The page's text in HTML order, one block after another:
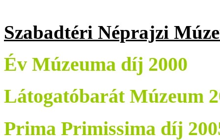
Szabadtéri Néprajzi
Év Múzeuma díj 2000
Látogatóbarát Múzeum
Prima Primissima díj